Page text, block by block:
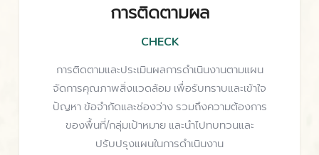
การติดตามผล
CHECK
การติดตามและประเมินผลการดำเนินงานตามแผน
จัดการคุณภาพสิ่งแวดล้อม เพื่อรับทราบและเข้าใจ
ปัญหา ข้อจำกัดและช่องว่าง รวมถึงความต้องการ
ของพื้นที่/กลุ่มเป้าหมาย และนำไปทบทวนและ
ปรับปรุงแผนในการดำเนินงาน